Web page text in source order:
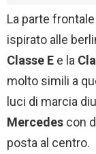
La parte frontale
ispirato alle
Classe E e la
molto simili a
luci di marcia
Mercedes con
posta al centro.